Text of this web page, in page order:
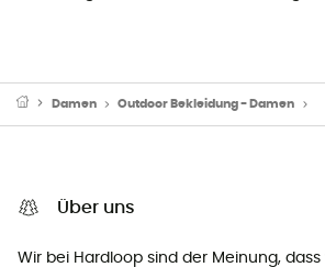
Damen Outdoor Bekleidung - Damen
Über uns
Wir bei Hardloop sind der Meinung,